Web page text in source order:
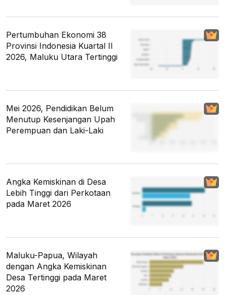
Pertumbuhan Ekonomi 38
Provinsi Indonesia Kuartal II
2026, Maluku Utara Tertinggi
Mei 2026, Pendidikan Belum
Menutup Kesenjangan Upah
Perempuan dan Laki-Laki
Angka Kemiskinan di Desa
Lebih Tinggi dari Perkotaan
pada Maret 2026
Maluku-Papua, Wilayah
dengan Angka Kemiskinan
Desa Tertinggi pada Maret
2026